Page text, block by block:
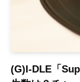
(G)I-DLE「